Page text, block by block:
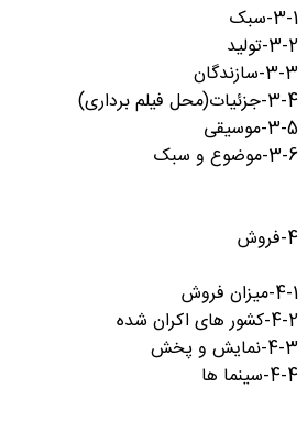
3-1-سبک
3-2-تولید
3-3-سازندگان
3-4-جزئیات(محل فیلم برداری)
3-5-موسیقی
3-6-موضوع و سبک
4-فروش
4-1-میزان فروش
4-2-کشور های اکران شده
4-3-نمایش و پخش
4-4-سینما ها